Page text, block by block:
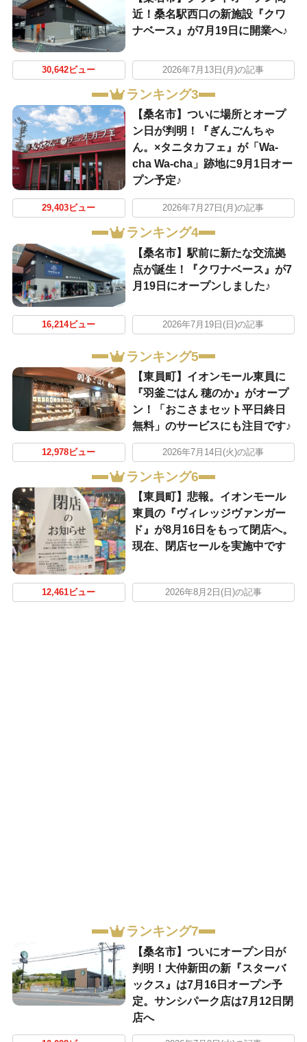
近！桑名駅西口の新施設『クワ
ナベース』が7月19日に開業へ♪
30,642ビュー 2026年7月13日(月)の記事
ランキング3
【桑名市】ついに場所とオープ
ン日が判明！『ぎんごんちゃ
ん。×タニタカフェ』が「Wa-
cha Wa-cha」跡地に9月1日オー
プン予定♪
29,403ビュー 2026年7月27日(月)の記事
ランキング4
【桑名市】駅前に新たな交流拠
点が誕生！『クワナベース』が7
月19日にオープンしました♪
16,214ビュー 2026年7月19日(日)の記事
ランキング5
【東員町】イオンモール東員に
『羽釜ごはん 穂のか』がオープ
ン！「おこさまセット平日終日
無料」のサービスにも注目です♪
12,978ビュー 2026年7月14日(火)の記事
ランキング6
【東員町】悲報。イオンモール
東員の『ヴィレッジヴァンガー
ド』が8月16日をもって閉店へ。
現在、閉店セールを実施中です
12,461ビュー 2026年8月2日(日)の記事
ランキング7
【桑名市】ついにオープン日が
判明！大仲新田の新『スターバ
ックス』は7月16日オープン予
定。サンシパーク店は7月12日閉
店へ